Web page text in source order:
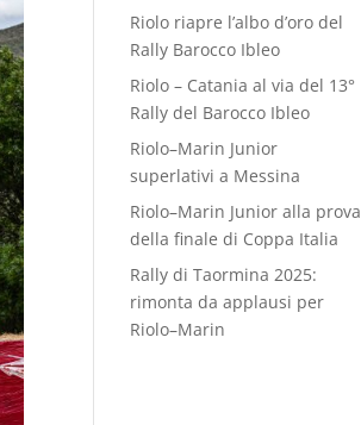
Riolo riapre l’albo d’oro del
Rally Barocco Ibleo
Riolo – Catania al via del 13°
Rally del Barocco Ibleo
Riolo–Marin Junior
superlativi a Messina
Riolo–Marin Junior alla prova
della finale di Coppa Italia
Rally di Taormina 2025:
rimonta da applausi per
Riolo–Marin